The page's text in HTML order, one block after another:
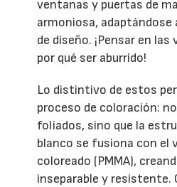
ventanas y puertas de
armoniosa, adaptándose
de diseño. ¡Pensar en
por qué ser aburrido!
Lo distintivo de estos
proceso de coloración:
foliados, sino que la
blanco se fusiona con el
coloreado (PMMA),
inseparable y resistente.